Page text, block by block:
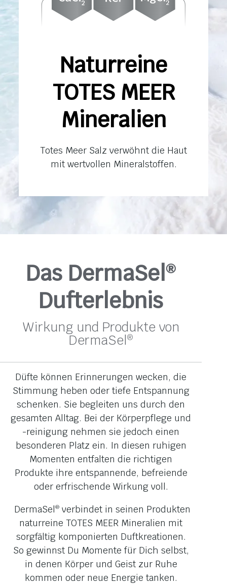
Naturreine
TOTES MEER
Mineralien
Totes Meer Salz verwöhnt die Haut
mit wertvollen Mineralstoffen.
Das DermaSel ®
Dufterlebnis
Wirkung und Produkte von
DermaSel®
Düfte können Erinnerungen wecken, die
Stimmung heben oder tiefe Entspannung
schenken. Sie begleiten uns durch den
gesamten Alltag. Bei der Körperpflege und
-reinigung nehmen sie jedoch einen
besonderen Platz ein. In diesen ruhigen
Momenten entfalten die richtigen
Produkte ihre entspannende, befreiende
oder erfrischende Wirkung voll.
DermaSel®verbindet in seinen Produkten
naturreine TOTES MEER Mineralien mit
sorgfältig komponierten Duftkreationen.
So gewinnst Du Momente für Dich selbst,
in denen Körper und Geist zur Ruhe
kommen oder neue Energie tanken.